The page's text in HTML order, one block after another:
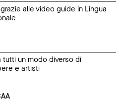
alle video guide in Lingua
un modo diverso di
e artisti